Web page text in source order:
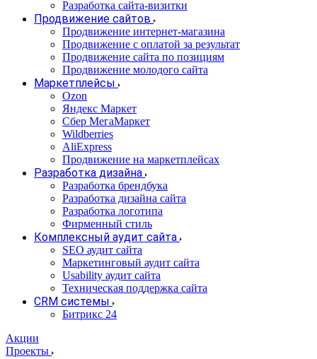
Разработка сайта-визитки
Продвижение сайтов
Продвижение интернет-магазина
Продвижение с оплатой за результат
Продвижение сайта по позициям
Продвижение молодого сайта
Маркетплейсы
Ozon
Яндекс Маркет
Сбер МегаМаркет
Wildberries
AliExpress
Продвижение на маркетплейсах
Разработка дизайна
Разработка брендбука
Разработка дизайна сайта
Разработка логотипа
Фирменный стиль
Комплексный аудит сайта
SEO аудит сайта
Маркетинговый аудит сайта
Usability аудит сайта
Техническая поддержка сайта
CRM системы
Битрикс 24
Акции
Проекты